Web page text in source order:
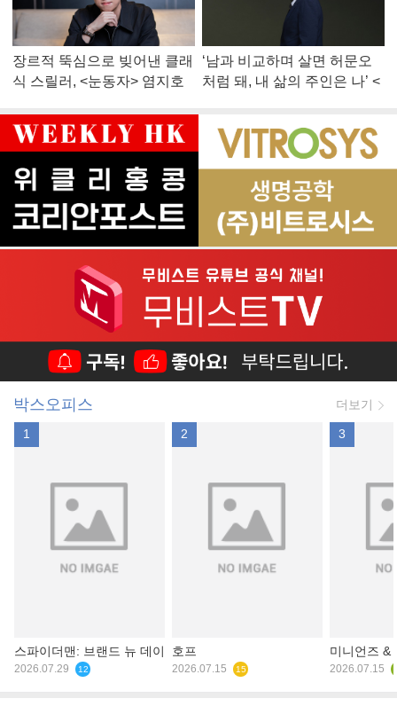
장르적 뚝심으로 빚어낸 클래
식 스릴러, <눈동자> 염지호
‘남과 비교하며 살면 허문오
처럼 돼, 내 삶의 주인은 나’ <
박스오피스 더보기
1
스파이더맨: 브랜드 뉴 데이
2026.07.29 12
2
호프
2026.07.15 15
3
미니언즈 &
2026.07.15